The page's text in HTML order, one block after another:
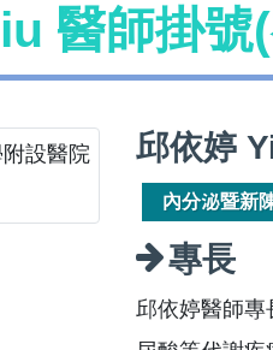
醫師掛號
邱依婷
內分泌暨新
專長
邱依婷醫師專